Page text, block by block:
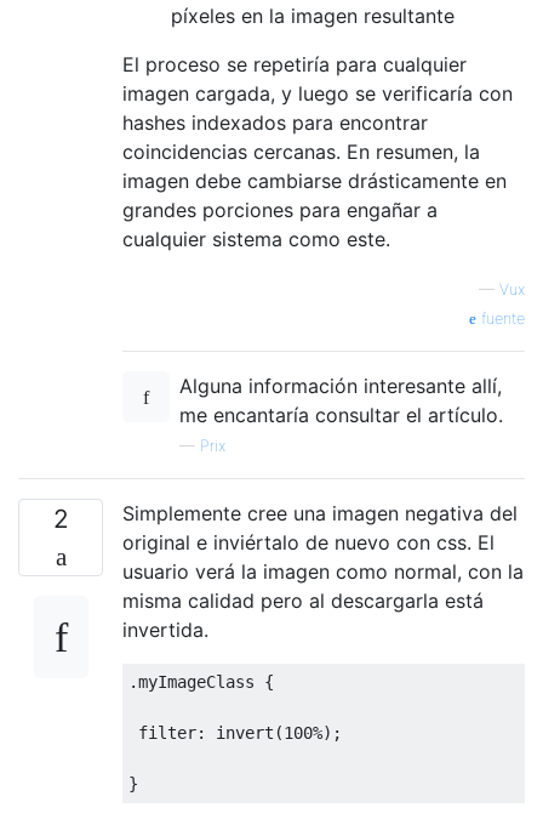
píxeles en la imagen resultante
El proceso se repetiría para cualquier
imagen cargada, y luego se verificaría con
hashes indexados para encontrar
coincidencias cercanas. En resumen, la
imagen debe cambiarse drásticamente en
grandes porciones para engañar a
cualquier sistema como este.
— Vux
fuente
Alguna información interesante allí,
me encantaría consultar el artículo.
— Prix
2
Simplemente cree una imagen negativa del
original e inviértalo de nuevo con css. El
usuario verá la imagen como normal, con la
misma calidad pero al descargarla está
invertida.
.myImageClass {
filter: invert(100%);